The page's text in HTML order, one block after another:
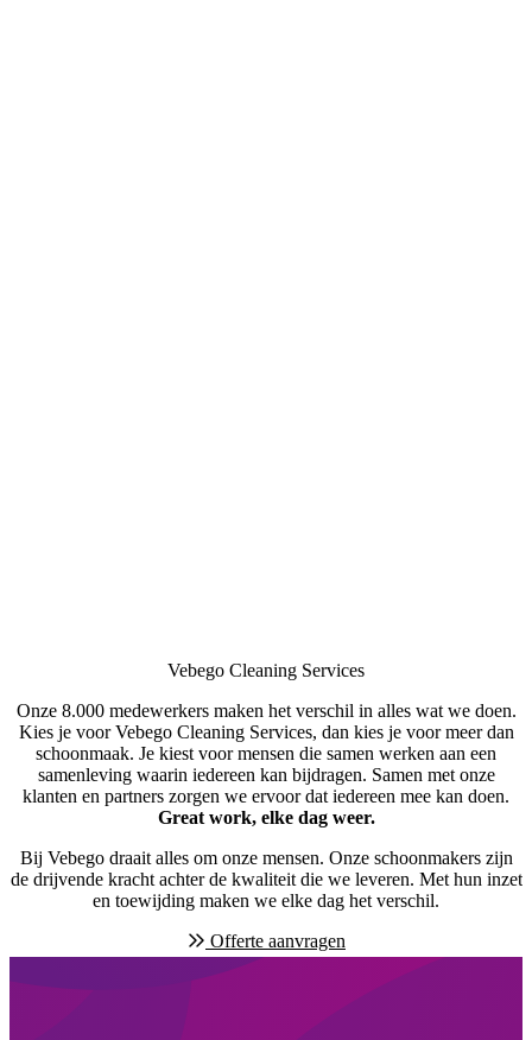
Vebego Cleaning Services
Onze 8.000 medewerkers maken het verschil in alles wat we doen.
Kies je voor Vebego Cleaning Services, dan kies je voor meer dan
schoonmaak. Je kiest voor mensen die samen werken aan een
samenleving waarin iedereen kan bijdragen. Samen met onze
klanten en partners zorgen we ervoor dat iedereen mee kan doen.
Great work, elke dag weer.
Bij Vebego draait alles om onze mensen. Onze schoonmakers zijn
de drijvende kracht achter de kwaliteit die we leveren. Met hun inzet
en toewijding maken we elke dag het verschil.
Offerte aanvragen